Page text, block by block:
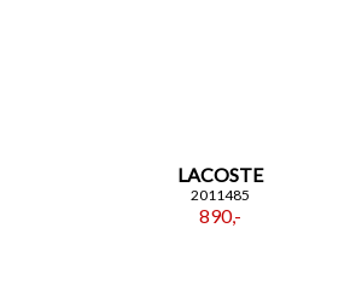
LACOSTE
2011485
890,-